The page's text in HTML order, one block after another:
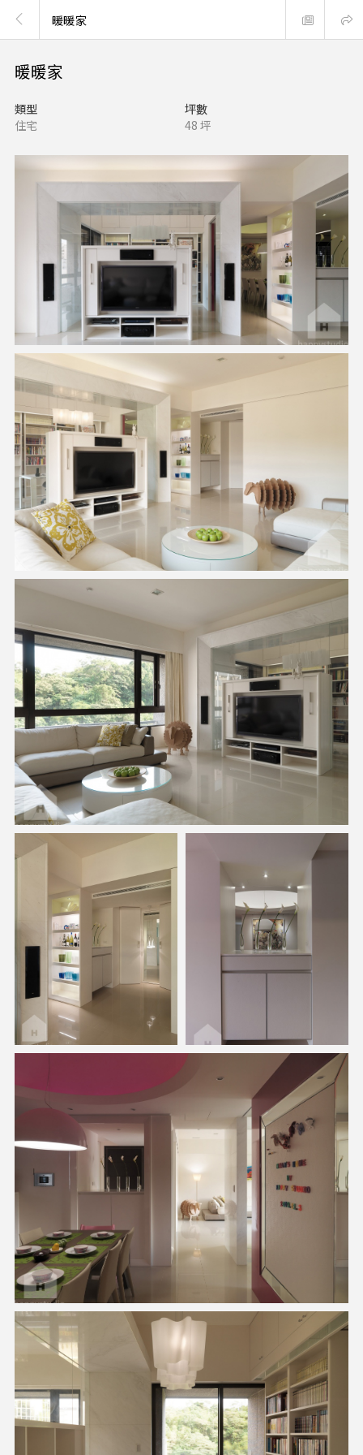
暖暖家
暖暖家
類型
住宅
坪數
48 坪